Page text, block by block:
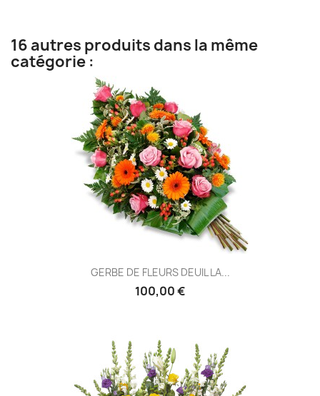
16 autres produits dans la même
catégorie :
GERBE DE FLEURS DEUIL LA...
100,00 €